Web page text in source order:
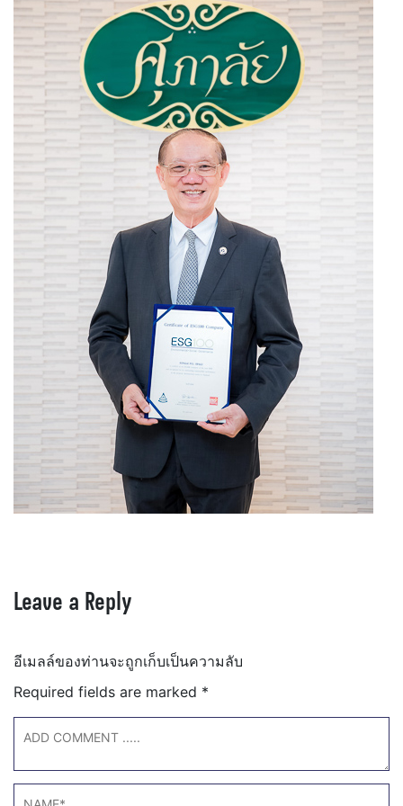
Leave a Reply
อีเมลล์ของท่านจะถูกเก็บเป็นความลับ
Required fields are marked *